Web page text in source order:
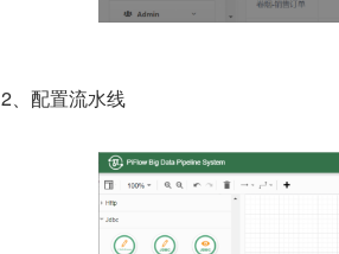
2、配置流水线